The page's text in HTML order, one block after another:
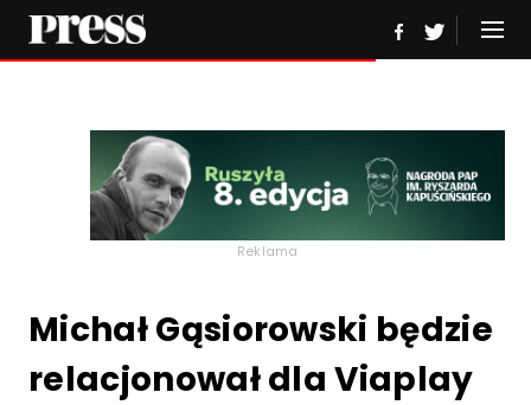
Reklama
Michał Gąsiorowski będzie
relacjonował dla Viaplay